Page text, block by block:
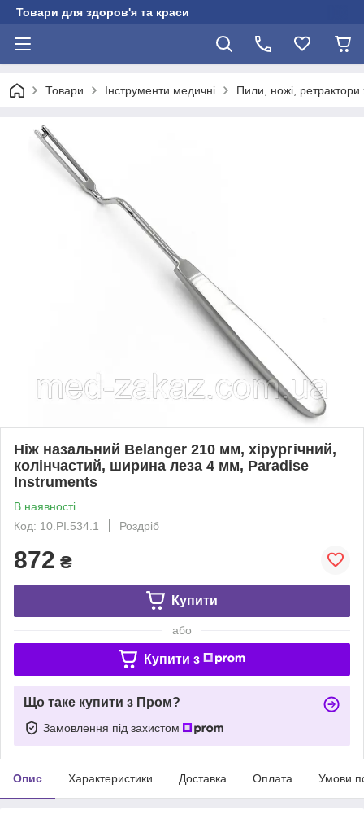
Товари для здоров'я та краси
Товари Інструменти медичні Пили, ножі, ретрактори
Ніж назальний Belanger 210 мм, хірургічний,
колінчастий, ширина леза 4 мм, Paradise
Instruments
В наявності
Код: 10.PI.534.1
Роздріб
872 ₴
Купити
або
Купити з
Що таке купити з Пром?
Замовлення під захистом
Опис Характеристики Доставка Оплата Умови